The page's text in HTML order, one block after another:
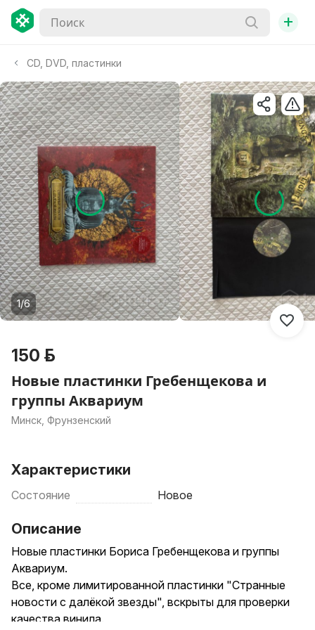
+
CD, DVD, пластинки
1/6
150 р.
Новые пластинки Гребенщекова и
группы Аквариум
Минск, Фрунзенский
Характеристики
Состояние Новое
Описание
Новые пластинки Бориса Гребенщекова и группы
Аквариум.
Все, кроме лимитированной пластинки "Странные
новости с далёкой звезды", вскрыты для проверки
качества винила.